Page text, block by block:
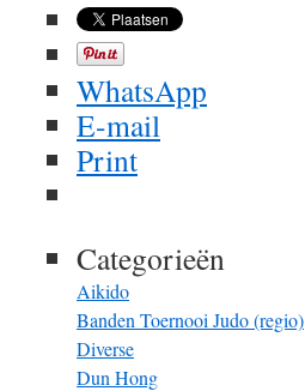
WhatsApp
E-mail
Print
Categorieën
Aikido
Banden Toernooi Judo (regio)
Diverse
Dun Hong